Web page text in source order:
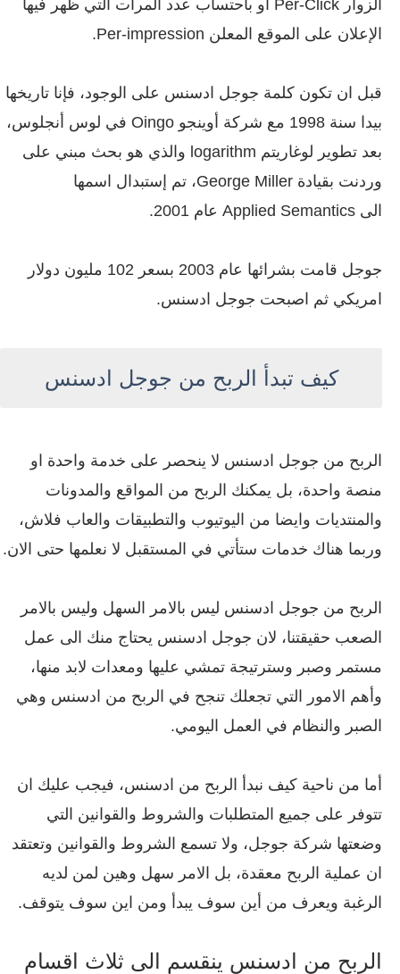
الزوار Per-Click أو باحتساب عدد المرات التي ظهر فيها
الإعلان على الموقع المعلن Per-impression.
قبل ان تكون كلمة جوجل ادسنس على الوجود، فإنا تاريخها
بيدا سنة 1998 مع شركة أوينجو Oingo في لوس أنجلوس،
بعد تطوير لوغاريتم logarithm
والذي هو بحث مبني على
وردنت بقيادة George Miller، تم إستبدال اسمها
الى Applied Semantics عام 2001.
جوجل قامت بشرائها عام 2003 بسعر 102 مليون دولار
امريكي ثم اصبحت جوجل ادسنس.
كيف تبدأ الربح من جوجل ادسنس
الربح من جوجل ادسنس لا ينحصر على خدمة واحدة او
منصة واحدة، بل يمكنك الربح من المواقع والمدونات
والمنتديات وايضا من اليوتيوب والتطبيقات والعاب فلاش،
وربما هناك خدمات ستأتي في المستقبل لا نعلمها حتى الان.
الربح من جوجل ادسنس ليس بالامر السهل وليس بالامر
الصعب حقيقتنا، لان جوجل ادسنس يحتاج منك الى عمل
مستمر وصبر وسترتيجة تمشي عليها ومعدات لابد منها،
وأهم الامور التي تجعلك تنجح في الربح من ادسنس وهي
الصبر والنظام في العمل اليومي.
أما من ناحية كيف نبدأ الربح من ادسنس، فيجب عليك ان
تتوفر على جميع المتطلبات والشروط والقوانين التي
وضعتها شركة جوجل، ولا تسمع الشروط والقوانين وتعتقد
ان عملية الربح معقدة، بل الامر سهل وهين لمن لديه
الرغبة ويعرف من أين سوف يبدأ ومن اين سوف يتوقف.
الربح من ادسنس ينقسم الى ثلاث اقسام